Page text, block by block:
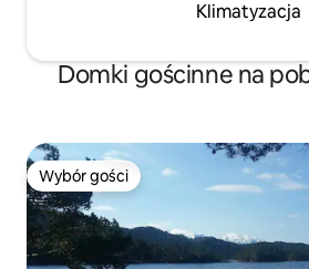
Klimatyzacja
Domki gościnne na
Wybór gości
Wybór gości